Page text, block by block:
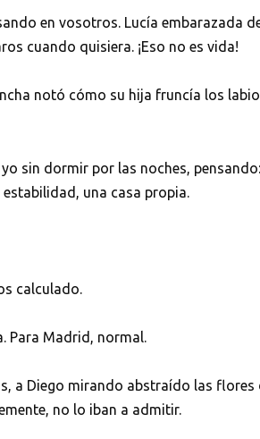
en vosotros. Lucía embarazada
cuando quisiera. ¡Eso no es vida!
notó cómo su hija fruncía los
sin dormir por las noches,
una casa propia.
calculado.
Para Madrid, normal.
a Diego mirando abstraído las flores
no lo iban a admitir.